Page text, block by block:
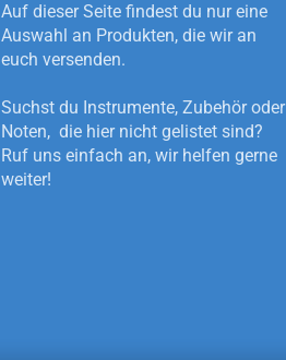
Auf dieser Seite findest du nur eine
Auswahl an Produkten, die wir an
euch versenden.
Suchst du Instrumente, Zubehör oder
Noten, die hier nicht gelistet sind?
Ruf uns einfach an, wir helfen gerne
weiter!